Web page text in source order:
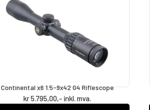
Continental x6 1.5-9x42 G4 Riflescope
kr5.795,00,- inkl. mva.